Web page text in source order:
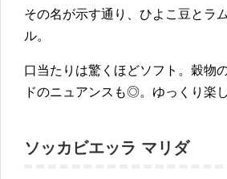
その名が示す通り、ひよこ豆とラ
ル。
口当たりは驚くほどソフト。穀物
ドのニュアンスも◎。ゆっくり楽
ソッカビエッラ マリダ